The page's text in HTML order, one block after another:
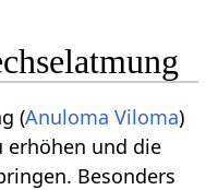
(Anuloma Viloma)
erhöhen und die
Besonders